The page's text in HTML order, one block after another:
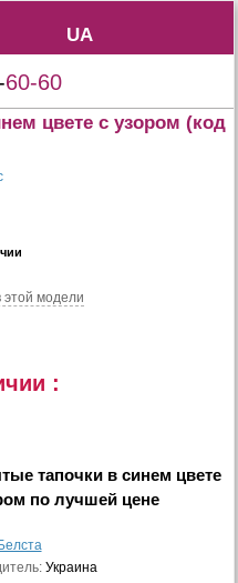
UA
UA
60-60
цвете с узором (код
этой модели
:
тапочки в синем цвете
по лучшей цене
Белста
Украина